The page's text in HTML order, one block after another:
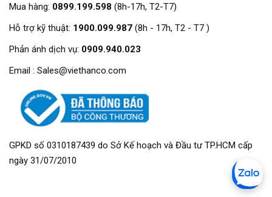
Mua hàng: 0899.199.598 (8h-17h, T2-T7)
Hỗ trợ kỹ thuật: 1900.099.987 (8h - 17h, T2 - T7 )
Phản ánh dịch vụ: 0909.940.023
Email : Sales@viethanco.com
GPKD số 0310187439 do Sở Kế hoạch và Đầu tư TP.HCM cấp
ngày 31/07/2010